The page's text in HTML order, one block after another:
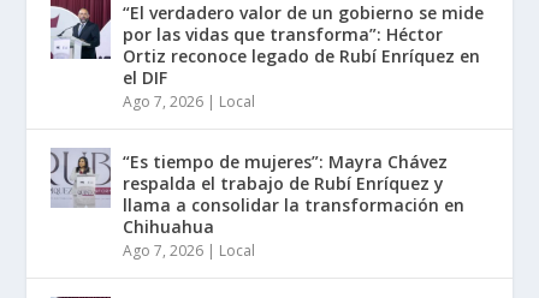
“El verdadero valor de un gobierno se mide
por las vidas que transforma”: Héctor
Ortiz reconoce legado de Rubí Enríquez en
el DIF
Ago 7, 2026 Local
“Es tiempo de mujeres”: Mayra Chávez
respalda el trabajo de Rubí Enríquez y
llama a consolidar la transformación en
Chihuahua
Ago 7, 2026 Local